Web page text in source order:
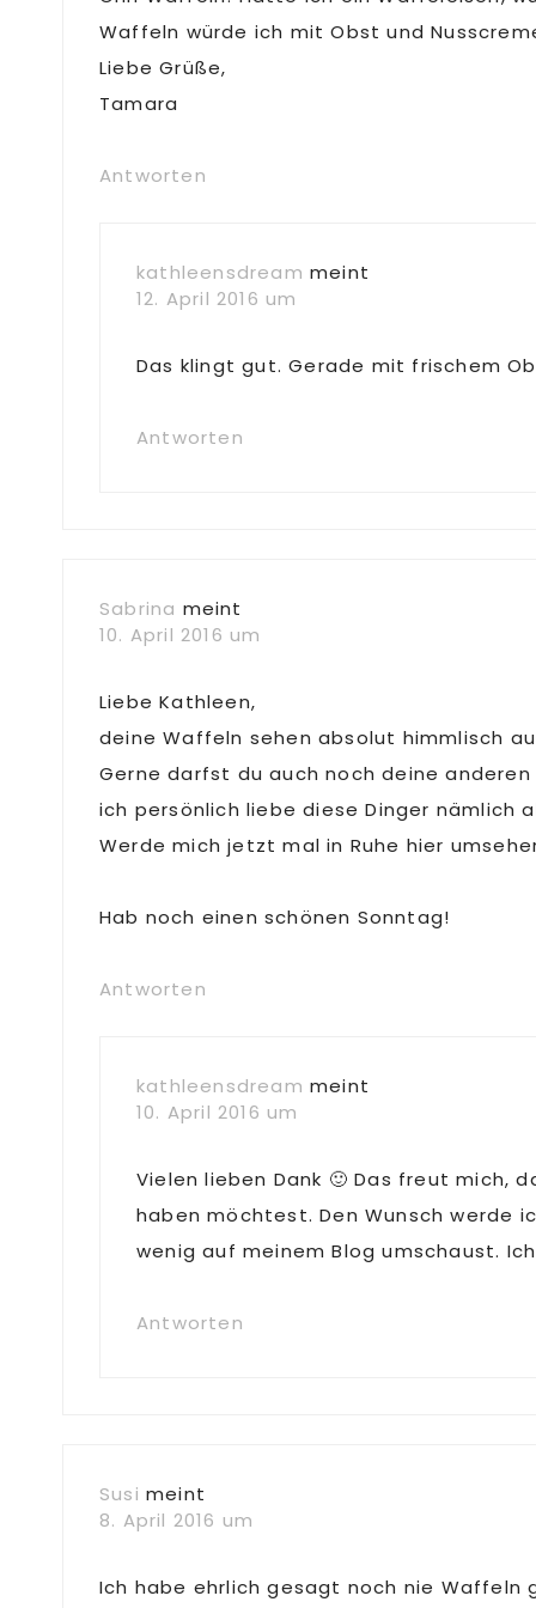
Waffeln würde ich mit Obst und
Liebe Grüße,
Tamara
Antworten
kathleensdream meint
12. April 2016 um
Das klingt gut. Gerade mit frischem
Antworten
Sabrina meint
10. April 2016 um
Liebe Kathleen,
deine Waffeln sehen absolut himmlisch
Gerne darfst du auch noch deine
ich persönlich liebe diese Dinger nämlich
Werde mich jetzt mal in Ruhe hier
Hab noch einen schönen Sonntag!
Antworten
kathleensdream meint
10. April 2016 um
Vielen lieben Dank 🙂 Das freut mich,
haben möchtest. Den Wunsch werde
wenig auf meinem Blog umschaust.
Antworten
Susi meint
8. April 2016 um
Ich habe ehrlich gesagt noch nie Waffeln